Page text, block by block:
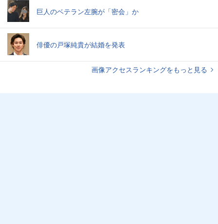
巨人のベテラン左腕が「密会」か
俳優の戸塚純貴が結婚を発表
画像アクセスランキングをもっと見る